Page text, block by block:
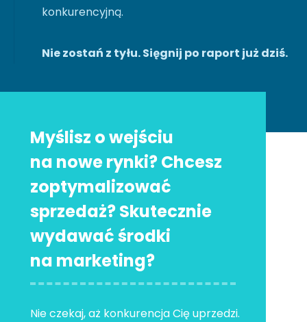
konkurencyjną.
Nie zostań z tyłu. Sięgnij po raport już dziś.
Myślisz o wejściu
na nowe rynki? Chcesz
zoptymalizować
sprzedaż? Skutecznie
wydawać środki
na marketing?
Nie czekaj, aż konkurencja Cię uprzedzi.